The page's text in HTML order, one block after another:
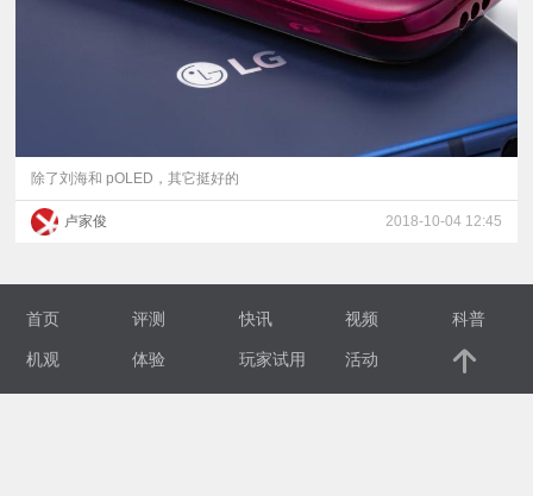
普
专
除了刘海和 pOLED，其它挺好的
卢家俊 2018-10-04 12:45
首页 评测 快讯 视频 科普
机观 体验 玩家试用 活动